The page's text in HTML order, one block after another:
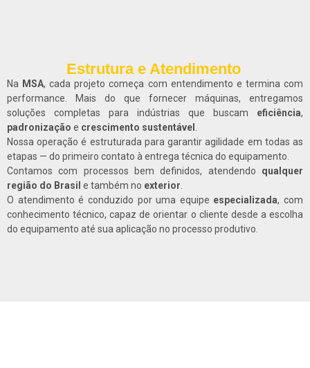
Estrutura e Atendimento
Na MSA, cada projeto começa com entendimento e termina com
performance. Mais do que fornecer máquinas, entregamos
soluções completas para indústrias que buscam eficiência,
padronização e crescimento sustentável
Nossa operação é estruturada para garantir agilidade em todas as
etapas — do primeiro contato à entrega técnica do equipamento.
Contamos com processos bem definidos, atendendo qualquer
região do Brasil e também no exterior
O atendimento é conduzido por uma equipe especializada, com
conhecimento técnico, capaz de orientar o cliente desde a escolha
do equipamento até sua aplicação no processo produtivo.